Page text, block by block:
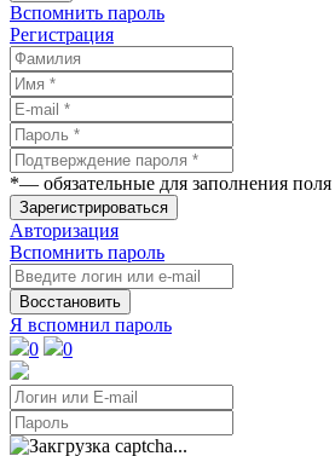
Вспомнить пароль
Регистрация
*— обязательные для заполнения поля
Зарегистрироваться
Авторизация
Вспомнить пароль
Восстановить
Я вспомнил пароль
0
0